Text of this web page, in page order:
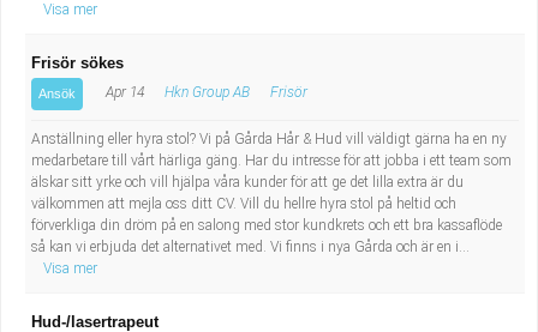
Visa mer
Frisör sökes
Ansök Apr 14 Hkn Group AB Frisör
Anställning eller hyra stol? Vi på Gårda Hår & Hud vill väldigt gärna ha en ny
medarbetare till vårt härliga gäng. Har du intresse för att jobba i ett team som
älskar sitt yrke och vill hjälpa våra kunder för att ge det lilla extra är du
välkommen att mejla oss ditt CV. Vill du hellre hyra stol på heltid och
förverkliga din dröm på en salong med stor kundkrets och ett bra kassaflöde
så kan vi erbjuda det alternativet med. Vi finns i nya Gårda och är en i...
Visa mer
Hud-/lasertrapeut